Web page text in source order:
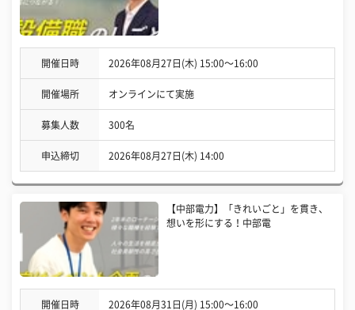
開催日時 2026年08月27日(木) 15:00〜16:00
開催場所 オンラインにて実施
募集人数 300名
申込締切 2026年08月27日(木) 14:00
【中部電力】「きれいごと」を貫き、
想いを形にする！中部電
開催日時 2026年08月31日(月) 15:00〜16:00